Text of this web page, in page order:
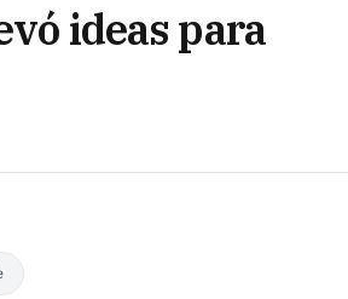
ideas para